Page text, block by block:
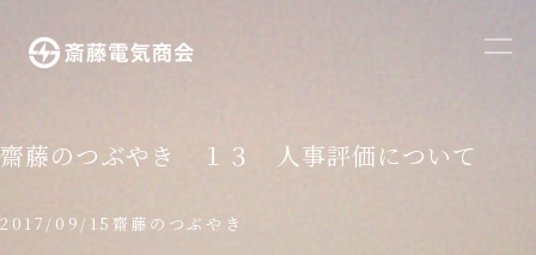
メ
齋藤のつぶやき １３ 人事評価について
2017/09/15 齋藤のつぶやき